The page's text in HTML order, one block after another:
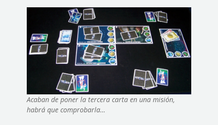
Acaban de poner la tercera carta en una misión,
habrá que comprobarla…